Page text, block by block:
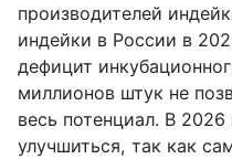
производителей
индейки в России в
дефицит
миллионов штук не
весь потенциал. В
улучшиться, так как